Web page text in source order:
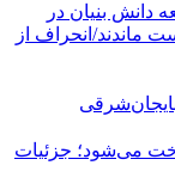
دانش بنیان در
ماندند/انحراف از
می‌شود؛ جزئیات